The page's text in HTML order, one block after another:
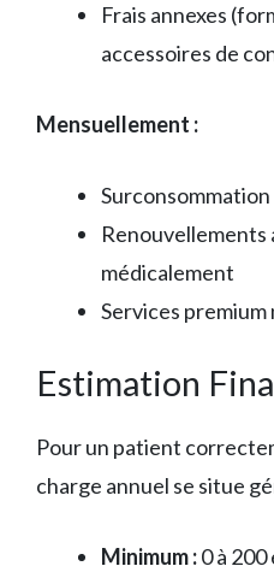
Frais annexes
accessoires de
Mensuellement :
médicalement
Services premium
Estimation
Pour un patient
charge annuel se situe
Minimum :0 à